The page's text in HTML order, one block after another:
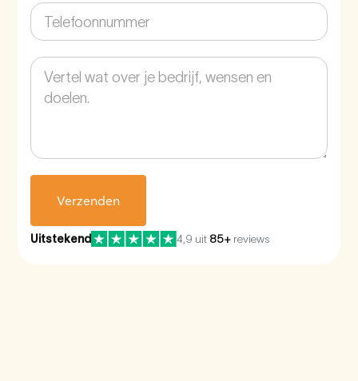
Uitstekend 4,9 uit 85+ reviews